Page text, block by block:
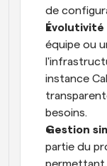
de
Évolutivité
équipe ou
instance
besoins.
Gestion
partie du